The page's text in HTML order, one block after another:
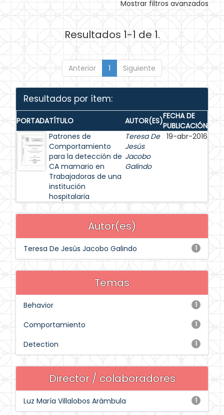
Mostrar filtros avanzados
Resultados 1-1 de 1.
Anterior 1 Siguiente
Resultados por ítem:
PORTADATÍTULO AUTOR(ES)FECHA DE
PUBLICACIÓN
Patrones de
Comportamiento
para la detección de
CA mamario en
Trabajadoras de una
institución
hospitalaria
Teresa De
Jesús
Jacobo
Galindo
19-abr-2016
Autor(es)
1
Teresa De Jesús Jacobo Galindo
Temas
1
Behavior
1
Comportamiento
1
Detection
Director / colaboradores
1
Luz María Villalobos Arámbula